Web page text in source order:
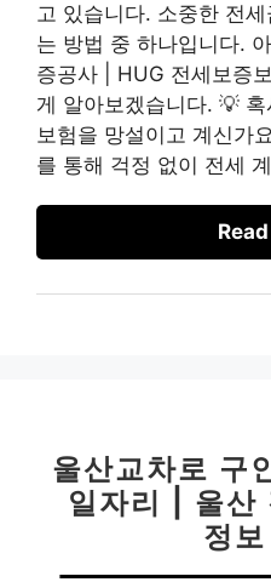
고 있습니다. 소중한 전
는 방법 중 하나입니다.
증공사 | HUG 전세보증
게 알아보겠습니다. 💡
보험을 망설이고 계신가
를 통해 걱정 없이 전세
울산교차로 구
일자리 | 울산
정